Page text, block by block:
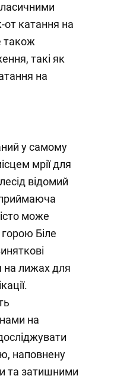
катання на
також
такі як
на
у самому
мрії для
відомий
приймаюча
може
Біле
на лижах для
на
наповнену
та затишними